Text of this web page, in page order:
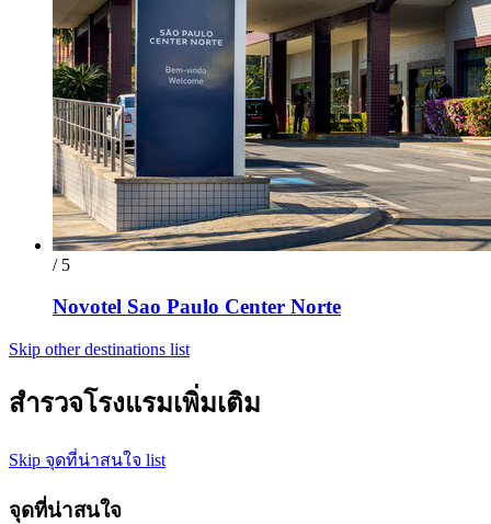
/ 5
Novotel Sao Paulo Center Norte
Skip other destinations list
สำรวจโรงแรมเพิ่มเติม
Skip จุดที่น่าสนใจ list
จุดที่น่าสนใจ